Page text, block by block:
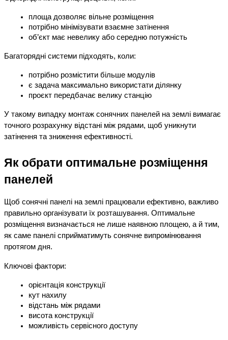
площа дозволяє вільне розміщення
потрібно мінімізувати взаємне затінення
об’єкт має невелику або середню потужність
Багаторядні системи підходять, коли:
потрібно розмістити більше модулів
є задача максимально використати ділянку
проєкт передбачає велику станцію
У такому випадку монтаж сонячних панелей на землі вимагає
точного розрахунку відстані між рядами, щоб уникнути
затінення та зниження ефективності.
Як обрати оптимальне розміщення
панелей
Щоб сонячні панелі на землі працювали ефективно, важливо
правильно організувати їх розташування. Оптимальне
розміщення визначається не лише наявною площею, а й тим,
як саме панелі сприйматимуть сонячне випромінювання
протягом дня.
Ключові фактори:
орієнтація конструкції
кут нахилу
відстань між рядами
висота конструкції
можливість сервісного доступу